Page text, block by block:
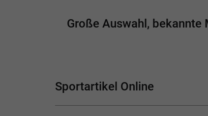
Große Auswahl,
Sportartikel Online